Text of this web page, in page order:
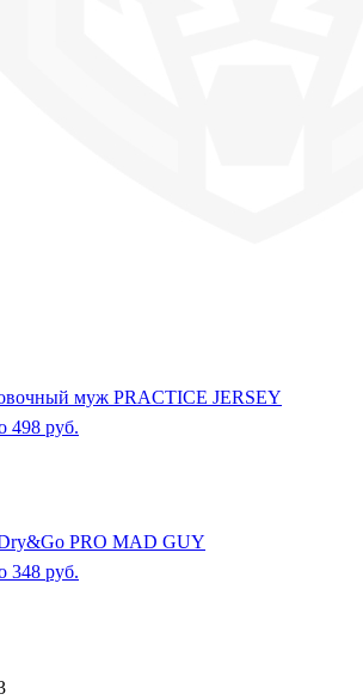
муж PRACTICE JERSEY
498 руб.
PRO MAD GUY
348 руб.